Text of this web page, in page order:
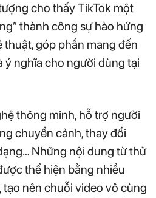
cho thấy TikTok một
thành công sự hào hứng
góp phần mang đến
ý nghĩa cho người dùng tại
thông minh, hỗ trợ người
chuyển cảnh, thay đổi
Những nội dung từ thử
thể hiện bằng nhiều
nên chuỗi video vô cùng